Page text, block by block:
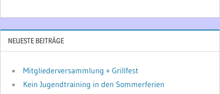
NEUESTE BEITRÄGE
Mitgliederversammlung + Grillfest
Kein Jugendtraining in den Sommerferien